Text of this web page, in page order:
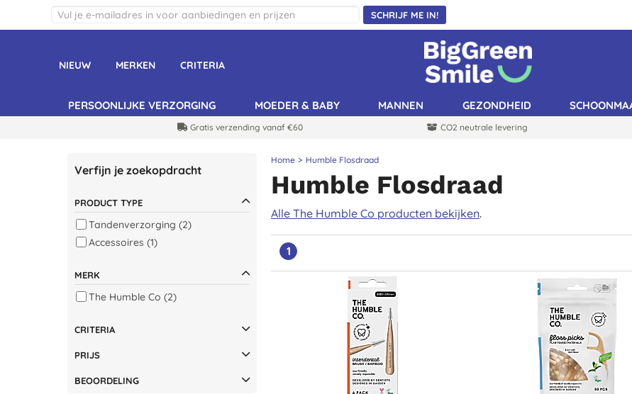
SCHRIJF ME IN!
NIEUW MERKEN CRITERIA
PERSOONLIJKE VERZORGING MOEDER & BABY MANNEN GEZONDHEID
Gratis verzending vanaf €60 CO2 neutrale levering
Home Humble Flosdraad
Humble Flosdraad
Alle The Humble Co producten bekijken.
1
Verfijn je zoekopdracht
PRODUCT TYPE
Tandenverzorging (2)
Accessoires (1)
MERK
The Humble Co (2)
CRITERIA
PRIJS
BEOORDELING